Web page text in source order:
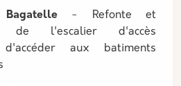
- Refonte et
de l'escalier d'accès
d'accéder aux batiments